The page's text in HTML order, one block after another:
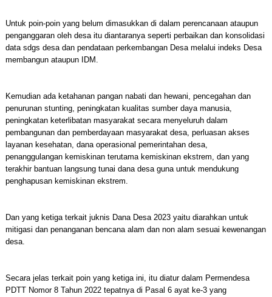
Untuk poin-poin yang belum dimasukkan di dalam perencanaan ataupun
penganggaran oleh desa itu diantaranya seperti perbaikan dan konsolidasi
data sdgs desa dan pendataan perkembangan Desa melalui indeks Desa
membangun ataupun IDM.
Kemudian ada ketahanan pangan nabati dan hewani, pencegahan dan
penurunan stunting, peningkatan kualitas sumber daya manusia,
peningkatan keterlibatan masyarakat secara menyeluruh dalam
pembangunan dan pemberdayaan masyarakat desa, perluasan akses
layanan kesehatan, dana operasional pemerintahan desa,
penanggulangan kemiskinan terutama kemiskinan ekstrem, dan yang
terakhir bantuan langsung tunai dana desa guna untuk mendukung
penghapusan kemiskinan ekstrem.
Dan yang ketiga terkait juknis Dana Desa 2023 yaitu diarahkan untuk
mitigasi dan penanganan bencana alam dan non alam sesuai kewenangan
desa.
Secara jelas terkait poin yang ketiga ini, itu diatur dalam Permendesa
PDTT Nomor 8 Tahun 2022 tepatnya di Pasal 6 ayat ke-3 yang